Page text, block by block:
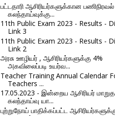
பட்டதாரி ஆசிரியர்களுக்கான பணிநிரவல்
கலந்தாய்வுக்கு...
11th Public Exam 2023 - Results -
Link 3
11th Public Exam 2023 - Results -
Link 2
அரசு ஊழியர் , ஆசிரியர்களுக்கு 4%
அகவிலைப்படி உயர்வ...
Teacher Training Annual Calendar
Teachers ...
17.05.2023 - இன்றைய ஆசிரியர்
கலந்தாய்வு யா...
புற்றுநோய் பாதிக்கப்பட்ட